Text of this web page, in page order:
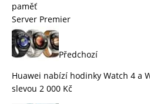
paměť
Server Premier
Předchozí
Huawei nabízí hodinky Watch 4 a
slevou 2 000 Kč